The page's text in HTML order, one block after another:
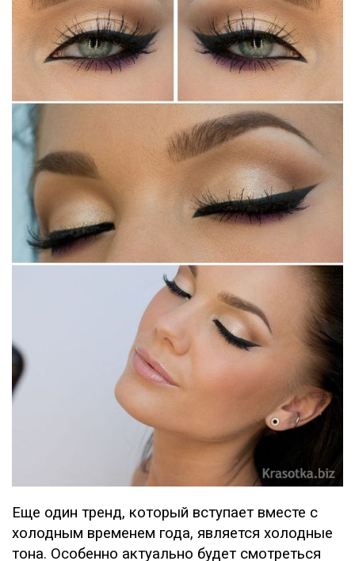
Еще один тренд, который вступает вместе с
холодным временем года, является холодные
тона. Особенно актуально будет смотреться